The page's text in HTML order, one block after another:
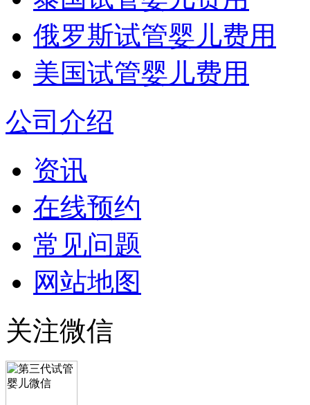
俄罗斯试管婴儿费用
美国试管婴儿费用
公司介绍
资讯
在线预约
常见问题
网站地图
关注微信